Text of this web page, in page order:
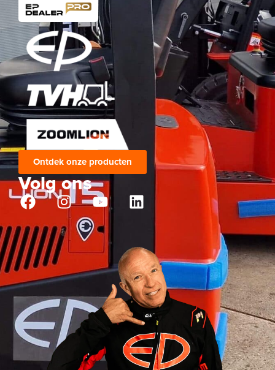
Ontdek onze producten
Volg ons